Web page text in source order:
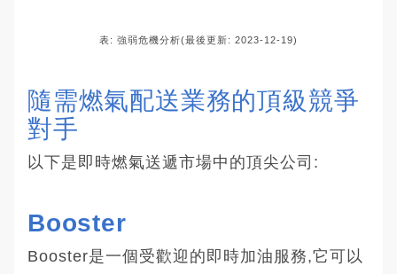
表: 強弱危機分析(最後更新: 2023-12-19)
隨需燃氣配送業務的頂級競爭
對手
以下是即時燃氣送遞市場中的頂尖公司:
Booster
Booster是一個受歡迎的即時加油服務,它可以